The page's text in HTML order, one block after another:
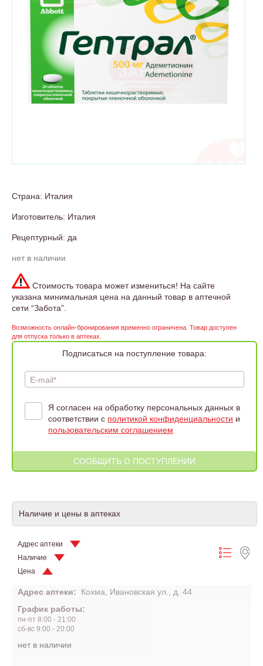
Страна: Италия
Изготовитель: Италия
Рецептурный: да
нет в наличии
Стоимость товара может измениться! На сайте
указана минимальная цена на данный товар в аптечной
сети “Забота”.
Возможность онлайн-бронирования временно ограничена. Товар доступен
для отпуска только в аптеках.
Подписаться на поступление товара:
E-mail*
Я согласен на обработку персональных данных в
соответствии с политикой конфиденциальности и
пользовательским соглашением
Наличие и цены в аптеках
Адрес аптеки
Наличие
Цена
Адрес аптеки:
Кохма, Ивановская ул., д. 44
График работы:
пн-пт 8:00 - 21:00
сб-вс 9:00 - 20:00
нет в наличии